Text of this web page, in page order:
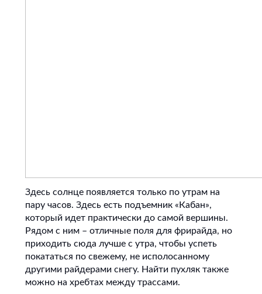
Здесь солнце появляется только по утрам на
пару часов. Здесь есть подъемник «Кабан»,
который идет практически до самой вершины.
Рядом с ним – отличные поля для фрирайда, но
приходить сюда лучше с утра, чтобы успеть
покататься по свежему, не исполосанному
другими райдерами снегу. Найти пухляк также
можно на хребтах между трассами.